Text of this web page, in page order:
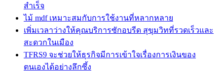
สำเร็จ
ไม้ mdf เหมาะสมกับการใช้งานที่หลากหลาย
เพิ่มเวลาว่างให้คุณบริการซักอบรีด สุขุมวิทที่รวดเร็วและ
สะดวกในเมือง
TFRS9 จะช่วยให้ธุรกิจมีการเข้าใจเรื่องการเงินของ
ตนเองได้อย่างลึกซึ้ง